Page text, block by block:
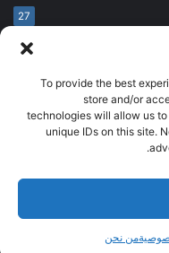
To provide the best
store and/or
technologies will allow us
unique IDs on this site.
من نحن
27
بنا
تيلقرام‫TikTok